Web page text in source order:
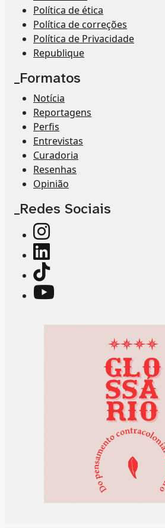
Política de ética
Política de correções
Política de Privacidade
Republique
_Formatos
Notícia
Reportagens
Perfis
Entrevistas
Curadoria
Resenhas
Opinião
_Redes Sociais